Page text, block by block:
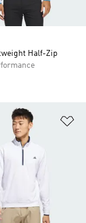
Half-Zip